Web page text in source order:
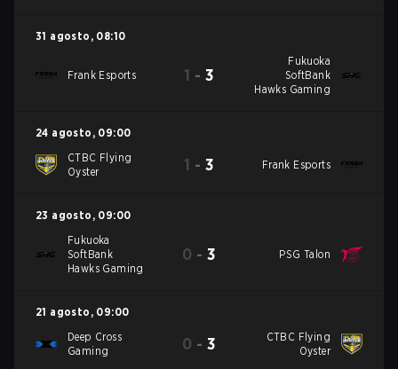
31 agosto , 08:10
Frank Esports 1 - 3
Fukuoka
SoftBank
Hawks Gaming
24 agosto , 09:00
CTBC Flying
Oyster
1 - 3 Frank Esports
23 agosto , 09:00
Fukuoka
SoftBank
Hawks Gaming
0 - 3 PSG Talon
21 agosto , 09:00
Deep Cross
Gaming
0 - 3
CTBC Flying
Oyster